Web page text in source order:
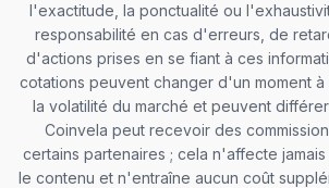
l'exactitude, la ponctualité ou
responsabilité en cas d'erreurs, de
d'actions prises en se fiant à ces
cotations peuvent changer d'un moment
la volatilité du marché et peuvent
Coinvela peut recevoir des
certains partenaires ; cela n'affecte
le contenu et n'entraîne aucun coût